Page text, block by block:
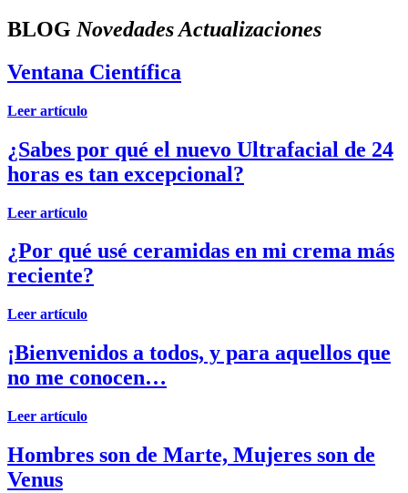
BLOG Novedades Actualizaciones
Ventana Científica
Leer artículo
¿Sabes por qué el nuevo Ultrafacial de 24
horas es tan excepcional?
Leer artículo
¿Por qué usé ceramidas en mi crema más
reciente?
Leer artículo
¡Bienvenidos a todos, y para aquellos que
no me conocen…
Leer artículo
Hombres son de Marte, Mujeres son de
Venus